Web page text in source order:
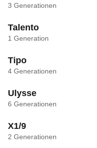
3 Generationen
Talento
1 Generation
Tipo
4 Generationen
Ulysse
6 Generationen
X1/9
2 Generationen